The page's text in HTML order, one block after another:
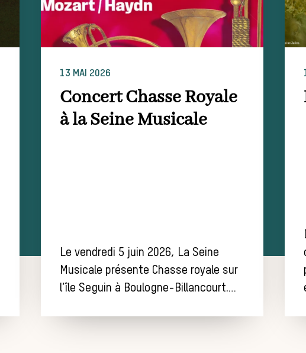
13 MAI 2026
Concert Chasse Royale
à la Seine Musicale
Le vendredi 5 juin 2026, La Seine
Musicale présente Chasse royale sur
l’île Seguin à Boulogne-Billancourt.…